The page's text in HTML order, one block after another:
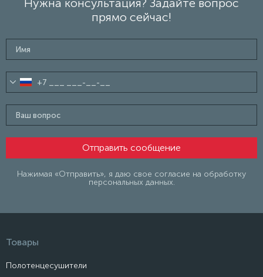
прямо сейчас!
Нажимая «Отправить», я даю свое согласие на обработку
персональных данных.
Товары
Полотенцесушители